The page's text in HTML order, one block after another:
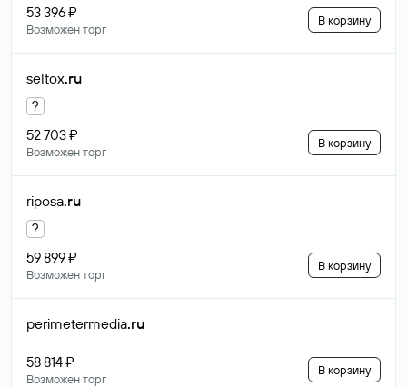
53 396 ₽
Возможен торг
В корзину
seltox.ru
?
52 703 ₽
Возможен торг
В корзину
riposa.ru
?
59 899 ₽
Возможен торг
В корзину
perimetermedia.ru
58 814 ₽
Возможен торг
В корзину